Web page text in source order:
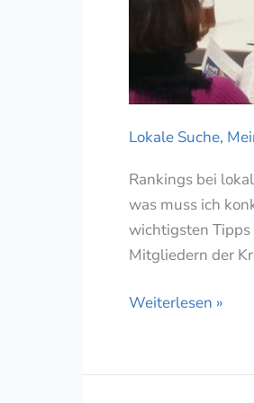
Lokale Suche,
Rankings bei
was muss ich
wichtigsten Tipps
Mitgliedern der
Bessere
Google
Weiterlesen »